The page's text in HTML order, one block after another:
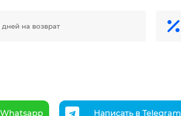
дней на возврат
Написать в Telegram